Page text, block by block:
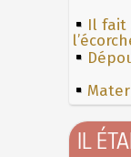
Il fait
IL